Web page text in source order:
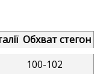
Обхват стегон
100-102